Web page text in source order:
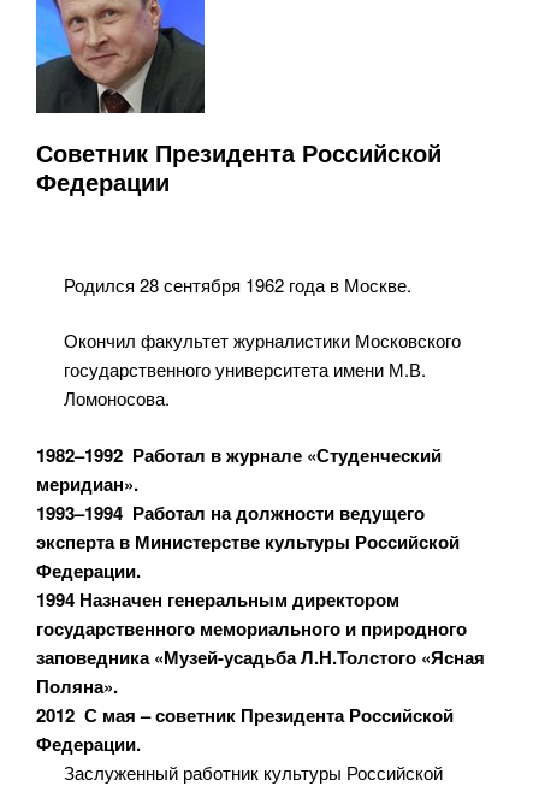
Советник Президента Российской
Федерации
Родился 28 сентября 1962 года в Москве.
Окончил факультет журналистики Московского
государственного университета имени М.В.
Ломоносова.
1982–1992 Работал в журнале «Студенческий
меридиан».
1993–1994 Работал на должности ведущего
эксперта в Министерстве культуры Российской
Федерации.
1994 Назначен генеральным директором
государственного мемориального и природного
заповедника «Музей-усадьба Л.Н.Толстого «Ясная
Поляна».
2012 С мая – советник Президента Российской
Федерации.
Заслуженный работник культуры Российской